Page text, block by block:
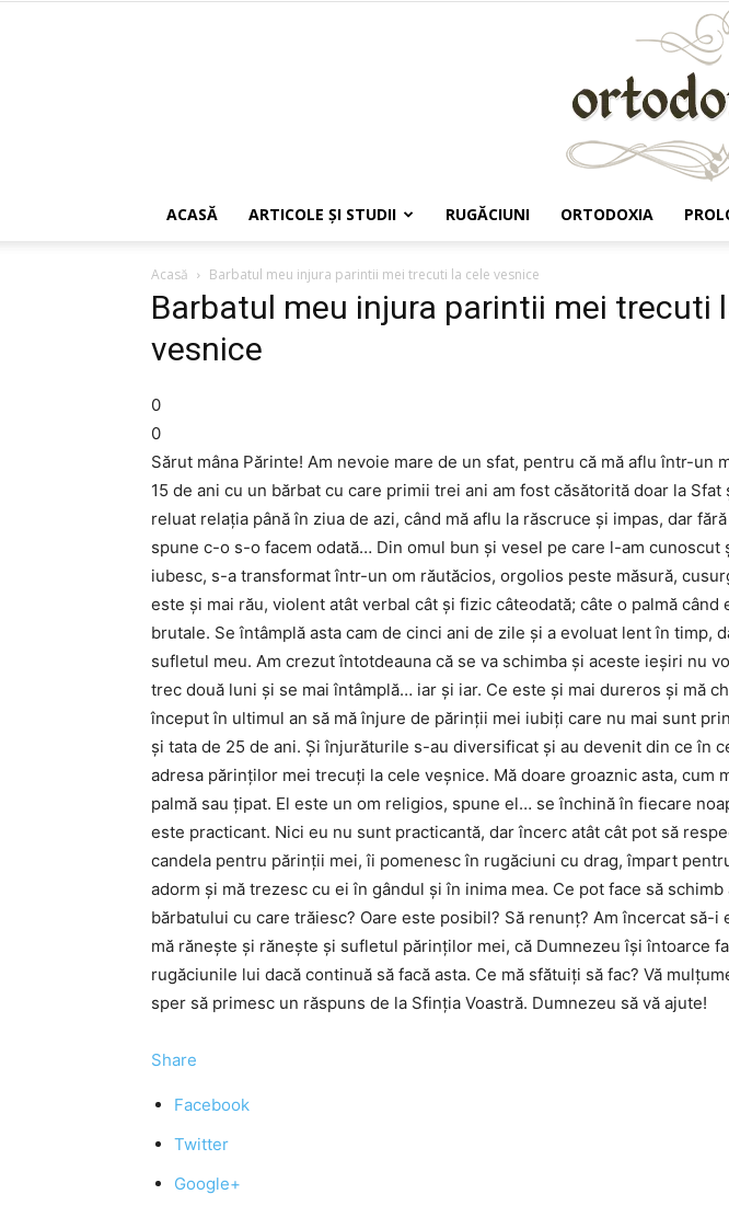
ACASĂ ARTICOLE ŞI STUDII RUGĂCIUNI ORTODOXIA
Acasă Barbatul meu injura parintii mei trecuti la cele vesnice
Barbatul meu injura parintii mei trecuti
vesnice
0
0
Sărut mâna Părinte! Am nevoie mare de un sfat, pentru că mă aflu într-un
15 de ani cu un bărbat cu care primii trei ani am fost căsătorită doar la Sfat
reluat relația până în ziua de azi, când mă aflu la răscruce și impas, dar
spune c-o s-o facem odată… Din omul bun și vesel pe care l-am cunoscut
iubesc, s-a transformat într-un om răutăcios, orgolios peste măsură,
este și mai rău, violent atât verbal cât și fizic câteodată; câte o palmă când
brutale. Se întâmplă asta cam de cinci ani de zile și a evoluat lent în timp,
sufletul meu. Am crezut întotdeauna că se va schimba și aceste ieșiri nu
trec două luni și se mai întâmplă… iar și iar. Ce este și mai dureros și mă
început în ultimul an să mă înjure de părinții mei iubiți care nu mai sunt
și tata de 25 de ani. Și înjurăturile s-au diversificat și au devenit din ce în
adresa părinților mei trecuți la cele veșnice. Mă doare groaznic asta, cum
palmă sau țipat. El este un om religios, spune el… se închină în fiecare
este practicant. Nici eu nu sunt practicantă, dar încerc atât cât pot să
candela pentru părinții mei, îi pomenesc în rugăciuni cu drag, împart
adorm și mă trezesc cu ei în gândul și în inima mea. Ce pot face să
bărbatului cu care trăiesc? Oare este posibil? Să renunț? Am încercat să-i
mă rănește și rănește și sufletul părinților mei, că Dumnezeu își întoarce
rugăciunile lui dacă continuă să facă asta. Ce mă sfătuiți să fac? Vă
sper să primesc un răspuns de la Sfinția Voastră. Dumnezeu să vă ajute!
Share
Facebook
Twitter
Google+